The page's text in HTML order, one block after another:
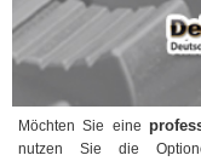
Möchten Sie eine
nutzen Sie die